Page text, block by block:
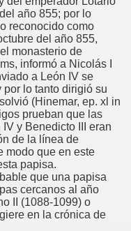
año 855; por lo
reconocido como
del año 855,
monasterio de
informó a Nicolás I
a León IV se
por lo tanto dirigió su
(Hinemar, ep. xl in
prueban que las
y Benedicto III eran
de la línea de
modo que en este
papisa.
que una papisa
cercanos al año
II (1088-1099) o
en la crónica de